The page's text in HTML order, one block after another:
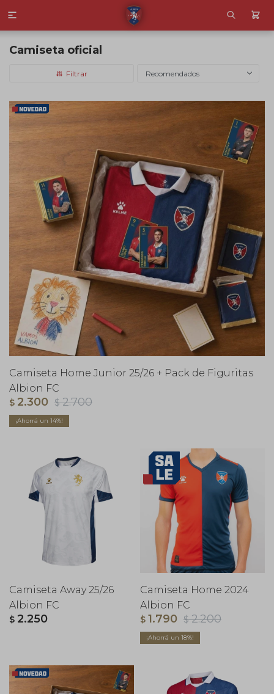

Camiseta oficial
Recomendados
Camiseta Home Junior 25/26 + Pack de Figuritas
Albion FC
$ 2.300 $ 2.700
14
Camiseta Away 25/26
Albion FC
$ 2.250
Camiseta Home 2024
Albion FC
$ 1.790 $ 2.200
18